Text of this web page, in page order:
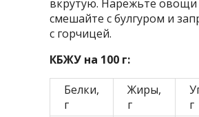
вкрутую. Нарежьте овощи
смешайте с булгуром и
с горчицей.
КБЖУ на 100 г:
Белки,
г
Жиры,
г
г